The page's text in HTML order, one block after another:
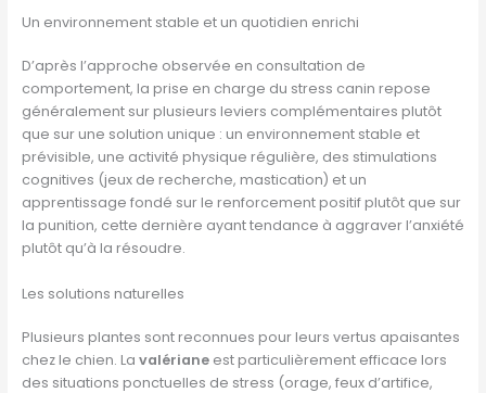
Un environnement stable et un quotidien enrichi
D’après l’approche observée en consultation de
comportement, la prise en charge du stress canin repose
généralement sur plusieurs leviers complémentaires plutôt
que sur une solution unique : un environnement stable et
prévisible, une activité physique régulière, des stimulations
cognitives (jeux de recherche, mastication) et un
apprentissage fondé sur le renforcement positif plutôt que sur
la punition, cette dernière ayant tendance à aggraver l’anxiété
plutôt qu’à la résoudre.
Les solutions naturelles
Plusieurs plantes sont reconnues pour leurs vertus apaisantes
chez le chien. La valérianeest particulièrement efficace lors
des situations ponctuelles de stress (orage, feux d’artifice,